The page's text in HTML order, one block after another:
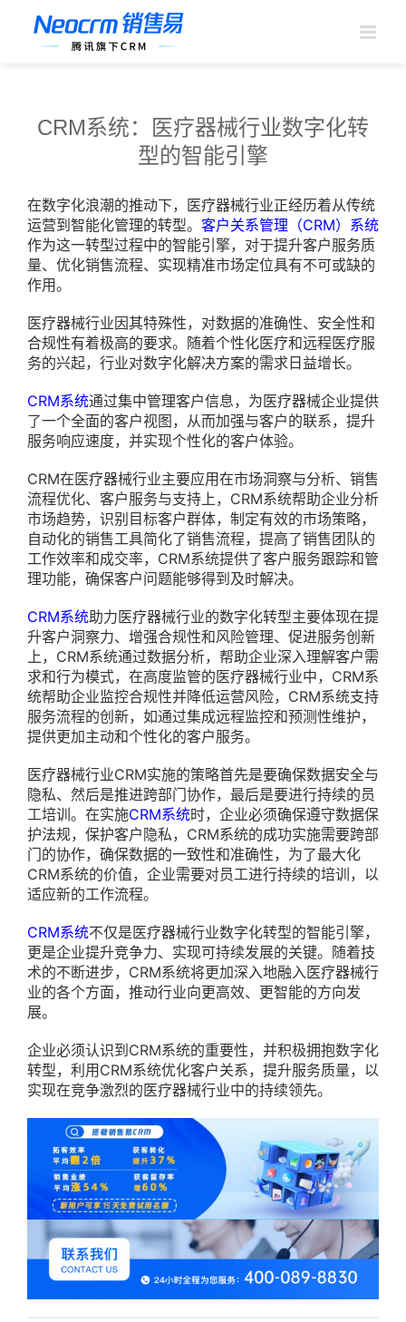
CRM系统：医疗器械行业数字化转
型的智能引擎
在数字化浪潮的推动下，医疗器械行业正经历着从传统
运营到智能化管理的转型。 客户关系管理（CRM）系统
作为这一转型过程中的智能引擎，对于提升客户服务质
量、优化销售流程、实现精准市场定位具有不可或缺的
作用。
医疗器械行业因其特殊性，对数据的准确性、安全性和
合规性有着极高的要求。随着个性化医疗和远程医疗服
务的兴起，行业对数字化解决方案的需求日益增长。
CRM系统通过集中管理客户信息，为医疗器械企业提供
了一个全面的客户视图，从而加强与客户的联系，提升
服务响应速度，并实现个性化的客户体验。
CRM在医疗器械行业主要应用在市场洞察与分析、销售
流程优化、客户服务与支持上，CRM系统帮助企业分析
市场趋势，识别目标客户群体，制定有效的市场策略，
自动化的销售工具简化了销售流程，提高了销售团队的
工作效率和成交率，CRM系统提供了客户服务跟踪和管
理功能，确保客户问题能够得到及时解决。
CRM系统助力医疗器械行业的数字化转型主要体现在提
升客户洞察力、增强合规性和风险管理、促进服务创新
上，CRM系统通过数据分析，帮助企业深入理解客户需
求和行为模式，在高度监管的医疗器械行业中，CRM系
统帮助企业监控合规性并降低运营风险，CRM系统支持
服务流程的创新，如通过集成远程监控和预测性维护，
提供更加主动和个性化的客户服务。
医疗器械行业CRM实施的策略首先是要确保数据安全与
隐私、然后是推进跨部门协作，最后是要进行持续的员
工培训。在实施CRM系统时，企业必须确保遵守数据保
护法规，保护客户隐私，CRM系统的成功实施需要跨部
门的协作，确保数据的一致性和准确性，为了最大化
CRM系统的价值，企业需要对员工进行持续的培训，以
适应新的工作流程。
CRM系统不仅是医疗器械行业数字化转型的智能引擎，
更是企业提升竞争力、实现可持续发展的关键。随着技
术的不断进步，CRM系统将更加深入地融入医疗器械行
业的各个方面，推动行业向更高效、更智能的方向发
展。
企业必须认识到CRM系统的重要性，并积极拥抱数字化
转型，利用CRM系统优化客户关系，提升服务质量，以
实现在竞争激烈的医疗器械行业中的持续领先。